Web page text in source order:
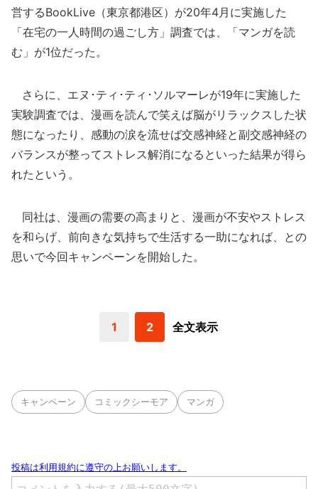
営するBookLive（東京都港区）が20年4月に実施した
「在宅の一人時間の過ごし方」調査では、「マンガを読
む」が1位だった。
さらに、エヌ･ティ･ティ･ソルマーレが19年に実施した
実験調査では、漫画を読んで笑えば脳がリラックスした状
態になったり、感動の涙を流せば交感神経と副交感神経の
バランスが整ってストレス解消になるといった結果が得ら
れたという。
同社は、漫画の需要の高まりと、漫画が不安やストレス
を和らげ、前向きな気持ちで生活する一助になれば、との
思いで今回キャンペーンを開始した。
1 2 全文表示
キャンペーン コミックシーモア マンガ